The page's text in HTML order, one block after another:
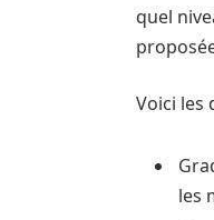
quel
Voici les
les